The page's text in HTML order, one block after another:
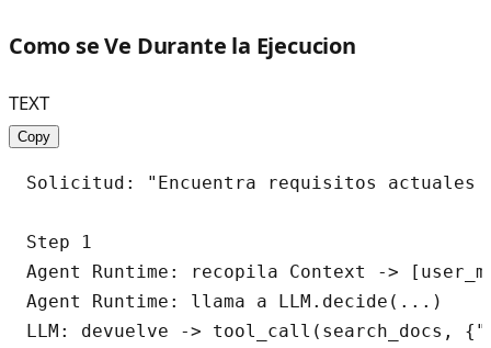
Como se Ve Durante la Ejecucion
TEXT
Copy
Solicitud: "Encuentra requisitos actuales
Step 1
Agent Runtime: recopila Context ->
Agent Runtime: llama a LLM.decide(...)
LLM: devuelve -> tool_call(search_docs,